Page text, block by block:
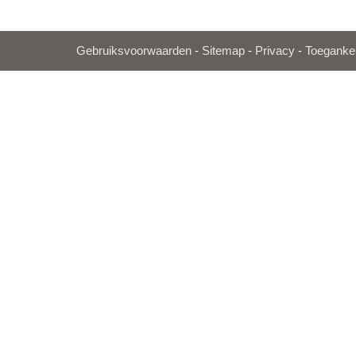
Gebruiksvoorwaarden - Sitemap - Privacy -